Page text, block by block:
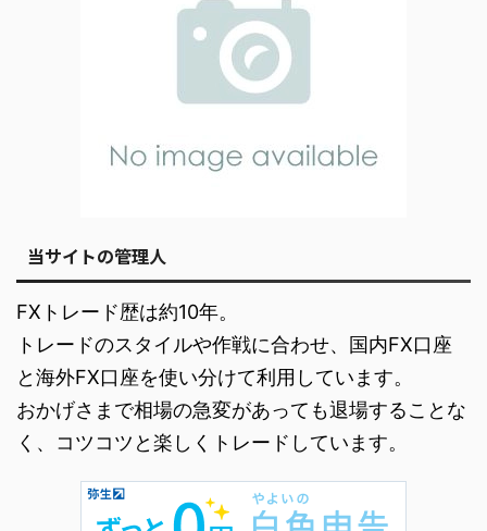
当サイトの管理人
FXトレード歴は約10年。
トレードのスタイルや作戦に合わせ、国内FX口座
と海外FX口座を使い分けて利用しています。
おかげさまで相場の急変があっても退場することな
く、コツコツと楽しくトレードしています。